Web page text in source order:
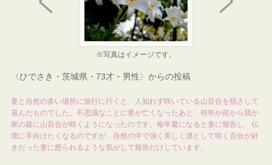
※写真はイメージです。
〈ひでさき・茨城県・73才・男性〉からの投稿
妻と自然の多い場所に旅行に行くと、人知れず咲いている山百合を指さして
喜んだものでした。不思議なことに妻が亡くなったあと、何年か前から我が
家の庭に山百合が咲くようになったのです。毎年夏になると妻に報告し、仏
壇に手向けたくなるのですが、自然の中で強く美しく凛として咲く百合が好
きだった妻に怒られるような気がして報告だけしています。